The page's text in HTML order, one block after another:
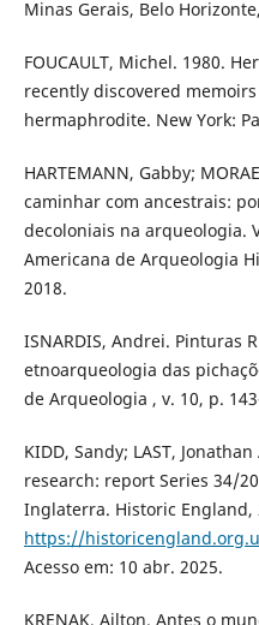
Minas Gerais, Belo
FOUCAULT, Michel. 1980.
recently discovered
hermaphrodite. New York:
HARTEMANN, Gabby;
caminhar com ancestrais:
decoloniais na arqueologia.
Americana de Arqueologia
2018.
ISNARDIS, Andrei. Pinturas
etnoarqueologia das
de Arqueologia , v. 10, p.
KIDD, Sandy; LAST,
research: report Series 34/
Inglaterra. Historic England,
https://
Acesso em: 10 abr. 2025.
KRENAK, Ailton. Antes o